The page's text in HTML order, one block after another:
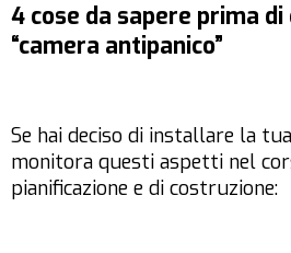
4 cose da sapere prima
“camera antipanico”
Se hai deciso di installare la
monitora questi aspetti nel
pianificazione e di costruzione: